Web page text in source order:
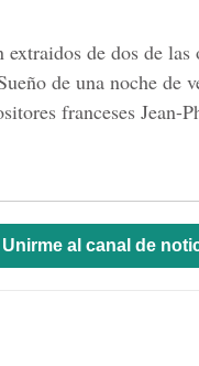
extraidos de dos de
de una noche de
franceses Jean-
Unirme al canal de